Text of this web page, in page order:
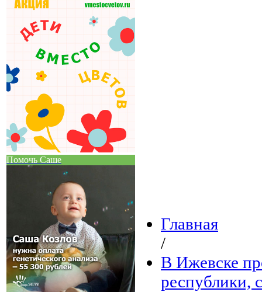
Помочь Саше
Главная
/
В Ижевске
республики,